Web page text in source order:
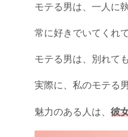
モテる男は、一人に
常に好きでいてくれ
モテる男は、別れて
実際に、私のモテる
魅力のある人は、 彼